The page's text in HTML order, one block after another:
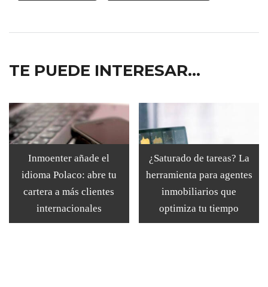
TE PUEDE INTERESAR...
Inmoenter añade el
idioma Polaco: abre tu
cartera a más clientes
internacionales
¿Saturado de tareas? La
herramienta para agentes
inmobiliarios que
optimiza tu tiempo